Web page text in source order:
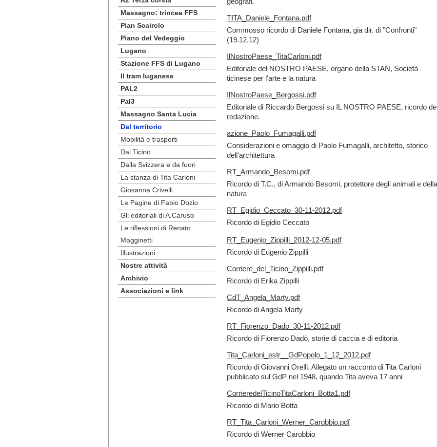
Massagno: trincea FFS
Pian Scairolo
Piano del Vedeggio
Lugano
Stazione FFS di Lugano
Il tram luganese
PAL2
Pal3
Massagno Santa Lucia
Dal territorio
Mobilità e trasporti
Dal Ticino
Dalla Svizzera e da fuori
La stanza di Tita Carloni
Giosanna Crivelli
Le Pagine di Fabio Dozio
Gli editoriali di A.Caruso
Le riflessioni di Renato
Magginetti
Illustrazioni
Nostre attività
Archivio
Associazioni e link
TITA_Daniele_Fontana.pdf
Commosso ricordo di Daniele Fontana, gia dir. di "Confronti"
(19.12.12)
IlNostroPaese_TitaCarloni.pdf
Editoriale del NOSTRO PAESE, organo della STAN, Società
ticinese per l'arte e la natura
IlNostroPaese_Bergossi.pdf
Editoriale di Riccardo Bergossi su IL NOSTRO PAESE, ricordo
redazione.
azione_Paolo_Fumagalli.pdf
Considerazioni e omaggio di Paolo Fumagalli, architetto, storico
dell'architettura
RT_Armando_Besomi.pdf
Ricordo di T.C., di Armando Besomi, protettore degli animali e della
natura
RT_Egidio_Ceccato_30-11-2012.pdf
Ricordo di Egidio Ceccato
RT_Eugenio_Zippilli_2012-12-05.pdf
Ricordo di Eugenio Zippilli
Corriere_del_Ticino_Zippilli.pdf
Ricordo di Erika Zippilli
CdT_Angela_Marty.pdf
Ricordo di Angela Marty
RT_Fiorenzo_Dado_30-11-2012.pdf
Ricordo di Fiorenzo Dadò, storie di caccia e di editoria
Tita_Carloni_estr__GdPopolo_1_12_2012.pdf
Ricordo di Giovanni Orelli. Allegato un racconto di Tita Carloni
pubblicato sul GdP nel 1948, quando Tita aveva 17 anni
CorrieredelTicinoTitaCarloni_Botta1.pdf
Ricordo di Mario Botta
RT_Tita_Carloni_Werner_Carobbio.pdf
Ricordo di Werner Carobbio